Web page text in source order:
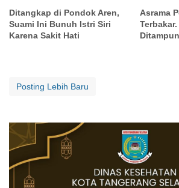
Ditangkap di Pondok Aren,
Suami Ini Bunuh Istri Siri
Karena Sakit Hati
Asrama
Posting Lebih Baru